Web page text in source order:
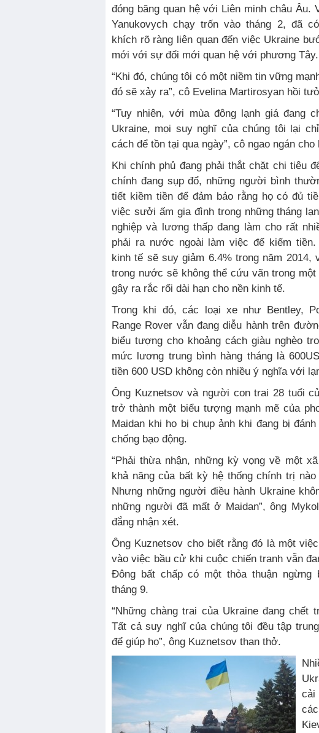
đóng băng quan hệ với Liên minh châu Âu.
Yanukovych chạy trốn vào tháng 2, đã
khích rõ ràng liên quan đến việc Ukraine
mới với sự đổi mới quan hệ với phương Tây.
“Khi đó, chúng tôi có một niềm tin vững
đó sẽ xảy ra”, cô Evelina Martirosyan hồi
“Tuy nhiên, với mùa đông lạnh giá đang
Ukraine, mọi suy nghĩ của chúng tôi lại
cách để tồn tại qua ngày”, cô ngao ngán cho
Khi chính phủ đang phải thắt chặt chi tiêu
chính đang sụp đổ, những người bình
tiết kiềm tiền để đảm bảo rằng họ có đủ
việc sưởi ấm gia đình trong những tháng
nghiệp và lương thấp đang làm cho rất
phải ra nước ngoài làm việc để kiếm
kinh tế sẽ suy giảm 6.4% trong năm 2014,
trong nước sẽ không thể cứu vãn trong
gây ra rắc rối dài hạn cho nền kinh tế.
Trong khi đó, các loại xe như Bentley,
Range Rover vẫn đang diễu hành trên
biểu tượng cho khoảng cách giàu nghèo
mức lương trung bình hàng tháng là
tiền 600 USD không còn nhiều ý nghĩa với
Ông Kuznetsov và người con trai 28 tuổi
trở thành một biểu tượng mạnh mẽ của
Maidan khi họ bị chụp ảnh khi đang bị
chống bạo động.
“Phải thừa nhận, những kỳ vọng về một
khả năng của bất kỳ hệ thống chính trị
Nhưng những người điều hành Ukraine
những người đã mất ở Maidan”, ông
đắng nhận xét.
Ông Kuznetsov cho biết rằng đó là một
vào việc bầu cử khi cuộc chiến tranh vẫn
Đông bất chấp có một thỏa thuận ngừng
tháng 9.
“Những chàng trai của Ukraine đang chết
Tất cả suy nghĩ của chúng tôi đều tập
để giúp họ”, ông Kuznetsov than thở.